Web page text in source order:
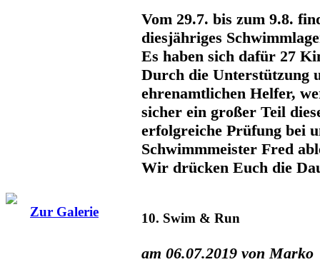
Vom 29.7. bis zum 9.8.
diesjähriges
Es haben sich dafür 27
Durch die Unterstützung
ehrenamtlichen Helfer,
sicher ein großer Teil
erfolgreiche Prüfung bei
Schwimmmeister Fred
Wir drücken Euch die
Zur Galerie 10. Swim & Run
am 06.07.2019 von Marko